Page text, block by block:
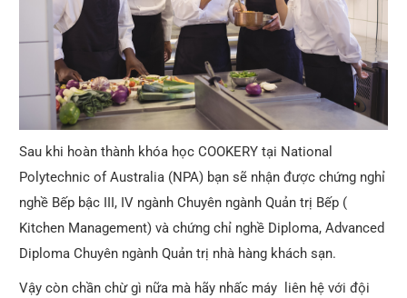
Sau khi hoàn thành khóa học COOKERY tại National
Polytechnic of Australia (NPA) bạn sẽ nhận được chứng nghỉ
nghề Bếp bậc III, IV ngành Chuyên ngành Quản trị Bếp (
Kitchen Management) và chứng chỉ nghề Diploma, Advanced
Diploma Chuyên ngành Quản trị nhà hàng khách sạn.
Vậy còn chần chừ gì nữa mà hãy nhấc máy liên hệ với đội